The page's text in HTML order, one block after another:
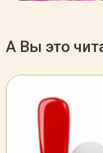
А Вы это